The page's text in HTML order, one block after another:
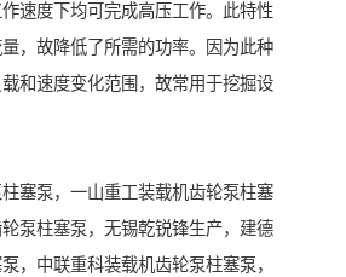
速度下均可完成高压工作。此特性
，故降低了所需的功率。因为此种
和速度变化范围，故常用于挖掘设
塞泵，一山重工装载机齿轮泵柱塞
泵柱塞泵，无锡乾锐锋生产，建德
，中联重科装载机齿轮泵柱塞泵，